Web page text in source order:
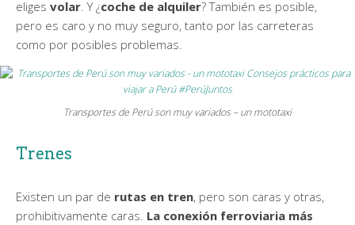
eliges volar . Y ¿coche de alquiler? También es posible,
pero es caro y no muy seguro, tanto por las carreteras
como por posibles problemas.
Transportes de Perú son muy variados – un mototaxi
Trenes
Existen un par de rutas en tren, pero son caras y otras,
prohibitivamente caras. La conexión ferroviaria más